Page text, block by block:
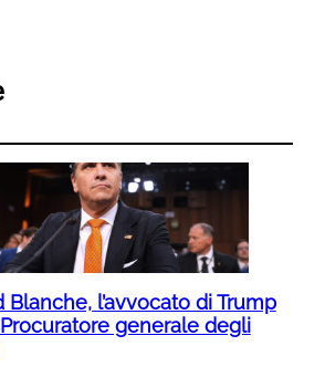
Blanche, l’avvocato di Trump
generale degli